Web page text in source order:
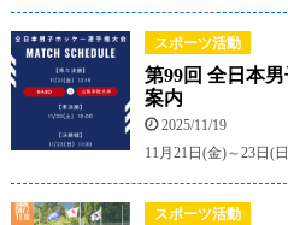
スポーツ活動
第99回 全日本
案内
2025/11/19
11月21日(金)～23日(
スポーツ活動